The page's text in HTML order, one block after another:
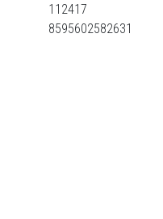
112417
8595602582631